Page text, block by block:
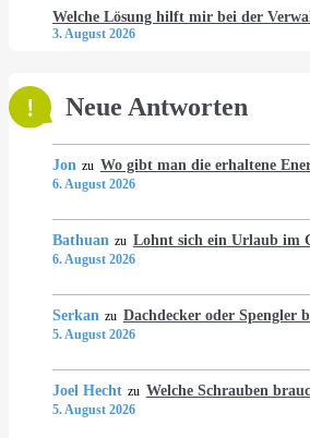
Welche Lösung hilft mir bei der
3. August 2026
Neue Antworten
Jon zu Wo gibt man die erhaltene
6. August 2026
Bathuan zu Lohnt sich ein Urlaub im
6. August 2026
Serkan zu Dachdecker oder Spengler
5. August 2026
Joel Hecht zu Welche Schrauben
5. August 2026